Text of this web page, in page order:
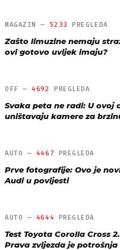
MAGAZIN — 5233 PREGLEDA
Zašto limuzine nemaju
ovi gotovo uvijek imaju?
OFF —4692 PREGLEDA
Svaka peta ne radi: U ovoj
uništavaju kamere za
AUTO — 4467 PREGLEDA
Prve fotografije: Ovo je
Audi u povijesti
AUTO — 4644 PREGLEDA
Test Toyota Corolla Cross
Prava zvijezda je potrošnja